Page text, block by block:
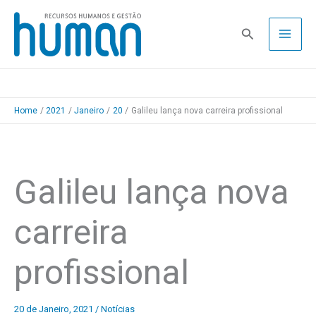
Skip
content
Pesquisa
Home 2021 Janeiro 20 Galileu lança nova carreira profissional
Galileu lança nova
carreira
profissional
20 de Janeiro, 2021 / Notícias